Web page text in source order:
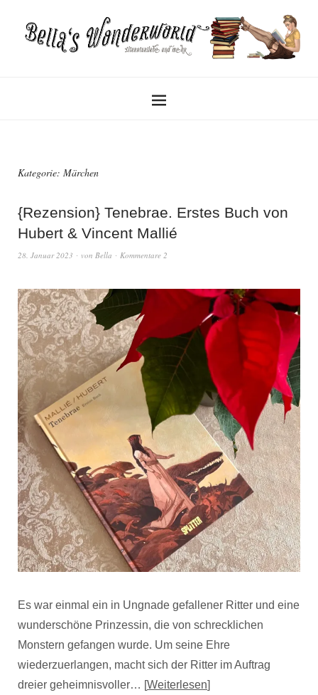
Kategorie: Märchen
{Rezension} Tenebrae. Erstes Buch von
Hubert & Vincent Mallié
28. Januar 2023 von Bella Kommentare 2
Es war einmal ein in Ungnade gefallener Ritter und eine
wunderschöne Prinzessin, die von schrecklichen
Monstern gefangen wurde. Um seine Ehre
wiederzuerlangen, macht sich der Ritter im Auftrag
dreier geheimnisvoller… Weiterlesen